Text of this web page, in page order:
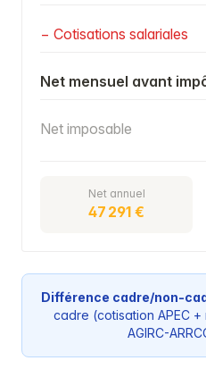
− Cotisations salariales
Net mensuel avant
Net imposable
Net annuel
47 291 €
Différence cadre/non-
cadre (cotisation APEC
AGIRC-